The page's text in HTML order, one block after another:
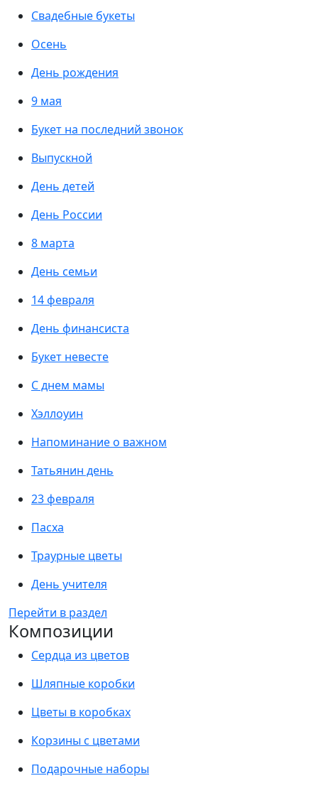
Свадебные букеты
Осень
День рождения
9 мая
Букет на последний звонок
Выпускной
День детей
День России
8 марта
День семьи
14 февраля
День финансиста
Букет невесте
С днем мамы
Хэллоуин
Напоминание о важном
Татьянин день
23 февраля
Пасха
Траурные цветы
День учителя
Перейти в раздел
Композиции
Сердца из цветов
Шляпные коробки
Цветы в коробках
Корзины с цветами
Подарочные наборы